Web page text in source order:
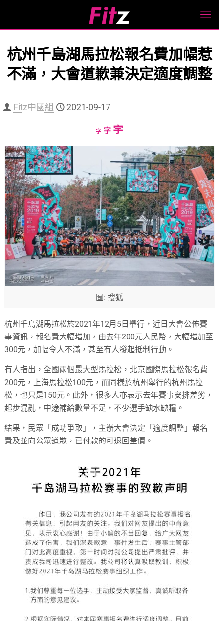
杭州千島湖馬拉松報名費加幅惹
不滿，大會道歉兼決定適度調整
Fitz中國組 2021-09-17
字Decrease
字Reset
size.
字Increase
size.
圖: 搜狐
杭州千島湖馬拉松於2021年12月5日舉行，近日大會公佈賽
事資訊，報名費大幅增加，由去年200元人民幣，大幅增加至
300元，加幅令人不滿，甚至有人發起抵制行動。
有人指出，全國兩個最大型馬拉松，北京國際馬拉松報名費
200元，上海馬拉松100元，而同樣於杭州舉行的杭州馬拉
松，也只是150元。此外，很多人亦表示去年賽事安排差劣，
起步混亂，中途補給數量不足，不少選手缺水缺糧。
結果，民眾「成功爭取」，主辦大會決定「適度調整」報名
費及並向公眾道歉，已付款的可退回差價。